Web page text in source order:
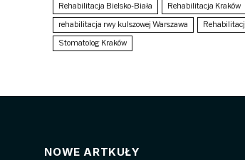
Rehabilitacja Bielsko-Biała
Rehabilitacja Kraków
rehabilitacja rwy kulszowej Warszawa
Stomatolog Kraków
NOWE ARTKUŁY